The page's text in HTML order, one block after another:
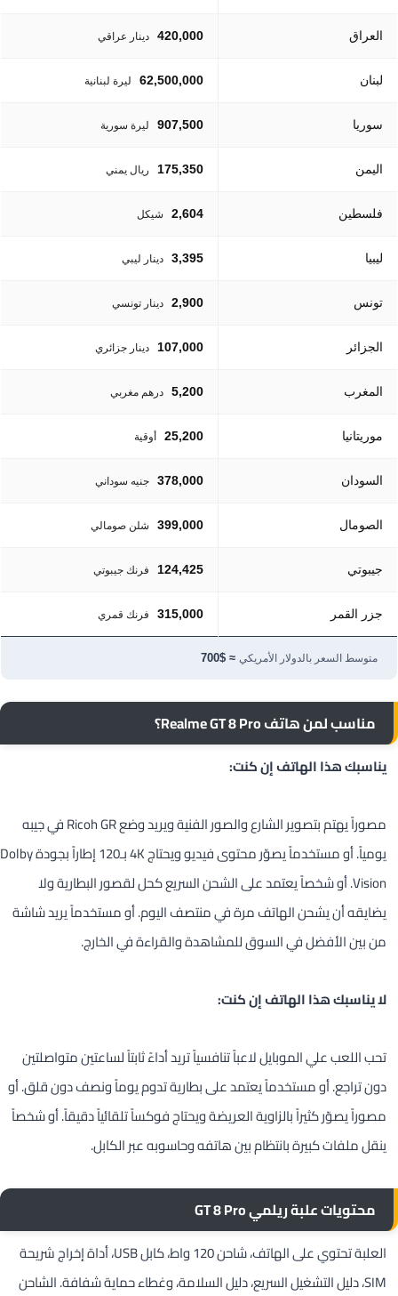
العراق 420,000 دينار عراقي
لبنان 62,500,000 ليرة لبنانية
سوريا 907,500 ليرة سورية
اليمن 175,350 ريال يمني
فلسطين 2,604 شيكل
ليبيا 3,395 دينار ليبي
تونس 2,900 دينار تونسي
الجزائر 107,000 دينار جزائري
المغرب 5,200 درهم مغربي
موريتانيا 25,200 أوقية
السودان 378,000 جنيه سوداني
الصومال 399,000 شلن صومالي
جيبوتي 124,425 فرنك جيبوتي
جزر القمر 315,000 فرنك قمري
متوسط السعر بالدولار الأمريكي ≈ $700
مناسب لمن هاتف Realme GT 8 Pro؟
يناسبك هذا الهاتف إن كنت:
مصوراً يهتم بتصوير الشارع والصور الفنية ويريد وضع Ricoh GR في جيبه
يومياً. أو مستخدماً يصوّر محتوى فيديو ويحتاج 4K بـ120 إطاراً بجودة Dolby
Vision. أو شخصاً يعتمد على الشحن السريع كحل لقصور البطارية ولا
يضايقه أن يشحن الهاتف مرة في منتصف اليوم. أو مستخدماً يريد شاشة
من بين الأفضل في السوق للمشاهدة والقراءة في الخارج.
لا يناسبك هذا الهاتف إن كنت:
تحب اللعب علي الموبايل لاعباً تنافسياً تريد أداءً ثابتاً لساعتين متواصلتين
دون تراجع. أو مستخدماً يعتمد على بطارية تدوم يوماً ونصف دون قلق. أو
مصوراً يصوّر كثيراً بالزاوية العريضة ويحتاج فوكساً تلقائياً دقيقاً. أو شخصاً
ينقل ملفات كبيرة بانتظام بين هاتفه وحاسوبه عبر الكابل.
محتويات علبة ريلمي GT 8 Pro
العلبة تحتوي على الهاتف، شاحن 120 واط، كابل USB، أداة إخراج شريحة
SIM، دليل التشغيل السريع، دليل السلامة، وغطاء حماية شفافة. الشاحن